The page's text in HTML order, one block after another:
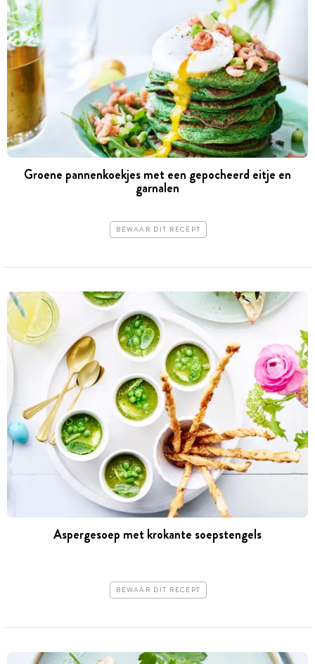
Groene pannenkoekjes met een gepocheerd eitje en
garnalen
BEWAAR DIT RECEPT
Aspergesoep met krokante soepstengels
BEWAAR DIT RECEPT